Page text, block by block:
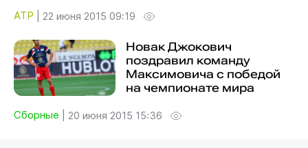
ATP 22 июня 2015 09:19
Новак Джокович
поздравил команду
Максимовича с победой
на чемпионате мира
Сборные 20 июня 2015 15:36